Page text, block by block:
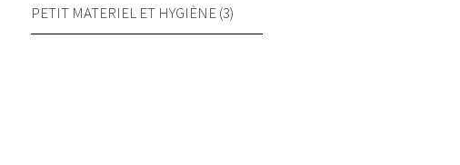
PETIT MATERIEL ET HYGIÈNE (3)